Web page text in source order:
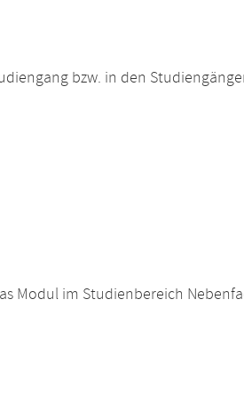
bzw. in den
Modul im Studienbereich